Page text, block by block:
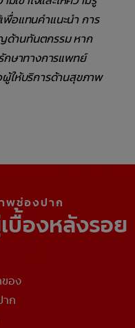
พื่อแทนคำแนะนำ การ
ด้านทันตกรรม หาก
ษาทางการแพทย์
ให้บริการด้านสุขภาพ
พช่องปาก
บื้องหลังรอย
อง
าก